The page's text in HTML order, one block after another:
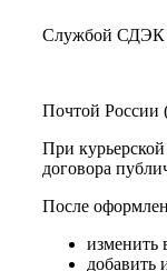
Службой СДЭК
Почтой России
При
договора
После
изменить
добавить